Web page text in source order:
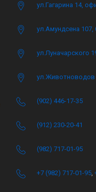
ул.Гагарина 14,
ул.Амундсена 107,
ул.Луначарского
ул.Животноводов
(902) 446-17-35
(912) 230-20-41
(982) 717-01-95
+7 (982) 717-01-95